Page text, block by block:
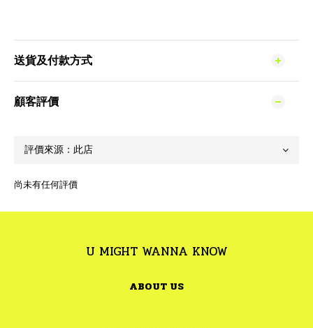
送貨及付款方式
顧客評價
尚未有任何評價
U MIGHT WANNA KNOW
ABOUT US